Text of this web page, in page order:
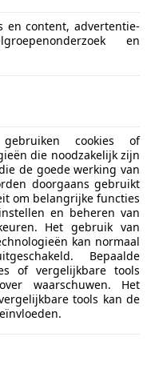
en content, advertentie-
en
cookies of
die noodzakelijk zijn
de goede werking van
doorgaans gebruikt
om belangrijke functies
en beheren van
Het gebruik van
kan normaal
Bepaalde
of vergelijkbare tools
waarschuwen. Het
tools kan de